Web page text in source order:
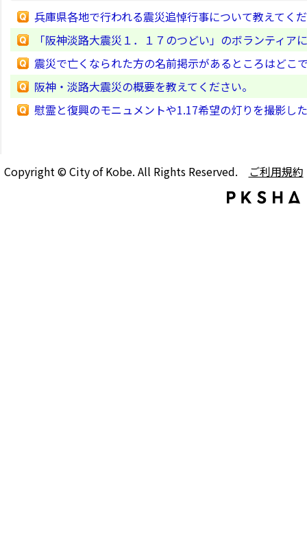
兵庫県各地で行われる震災追悼行事について教えてく
「阪神淡路大震災１．１７のつどい」のボランティア
震災で亡くなられた方の名前掲示があるところはどこ
阪神・淡路大震災の概要を教えてください。
慰霊と復興のモニュメントや1.17希望の灯りを撮影し
Copyright © City of Kobe. All Rights Reserved. ご利用規約